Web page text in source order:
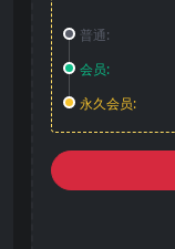
普通:
会员:
永久会员: